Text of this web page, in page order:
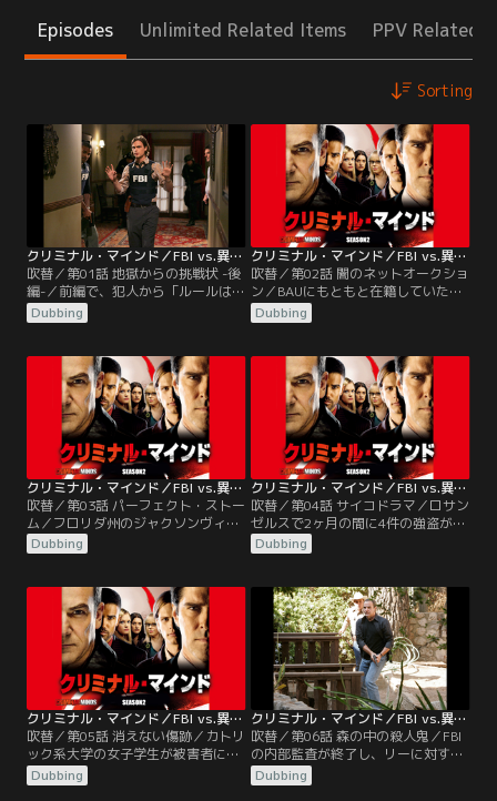
Episodes Unlimited Related Items PPV Related
Sorting
クリミナル・マインド／FBI vs.異常犯罪 シーズン2 第01話／吹替
吹替／第01話 地獄からの挑戦状 -後
編-／前編で、犯人から「ルールは1
つだ、チームのメンバーだけで問題
を解決すること」といわれていた
コンをハッキングしたためFBI職員の
個人情報をすべて手に入れていた。
記者会見を行ったことに激怒してエ
ルを襲った犯人。意識不明の重体に
陥ったエルは息を吹き返すのだろう
Dubbing
クリミナル・マインド／FBI vs.異常犯罪 シーズン2 第02話／吹替
吹替／第02話 闇のネットオークショ
ン／BAUにもともと在籍していたコ
ール捜査官よりBAUに捜査依頼がか
かる。一年以上前にインターネット
に新たに掲載され、オークションに
かけられていた。少年の画像にはオ
ークション時計がつけられ、残り時
間は18時間を切っていた。
Dubbing
クリミナル・マインド／FBI vs.異常犯罪 シーズン2 第03話／吹替
吹替／第03話 パーフェクト・ストー
ム／フロリダ州のジャクソンヴィル
のある夫妻の元に、1枚のDVDが届
く。そこに映し出されたのは驚きの
件のレイプ殺人があったため、地元
警察よりBAUに捜査の依頼がくる。
ギデオンたちは、犯人がサディスト
型レイプ犯で、複数による犯行だ
と、推測し、捜査にとりかかる
が……。
Dubbing
クリミナル・マインド／FBI vs.異常犯罪 シーズン2 第04話／吹替
吹替／第04話 サイコドラマ／ロサン
ゼルスで2ヶ月の間に4件の強盗が発
生。黒いスキーマスクをつけ、用意
周到で狡猾な手口で、人質の服を脱
行に及んでいた。被害者へ暴行を加
えるなど、犯行が徐々にエスカレー
トしていった。また、あまりに多忙
な業務の中で長男ジャックの通院を
忘れていたホッチは妻のヘイリーか
ら……。
Dubbing
クリミナル・マインド／FBI vs.異常犯罪 シーズン2 第05話／吹替
吹替／第05話 消えない傷跡／カトリ
ック系大学の女子学生が被害者にな
る連続レイプ事件が発生。等間隔で
行われていた犯行だが、ある日突然
Dubbing
クリミナル・マインド／FBI vs.異常犯罪 シーズン2 第06話／吹替
吹替／第06話 森の中の殺人鬼／FBI
の内部監査が終了し、リーに対する
エルの発砲が正当防衛と認められた
ことをホッチが伝える。しかし、ホ
Dubbing